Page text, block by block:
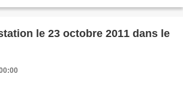
le 23 octobre 2011 dans le